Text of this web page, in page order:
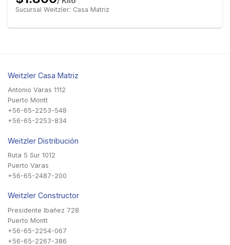
Sucursal Weitzler: Casa Matriz
Weitzler Casa Matriz
Antonio Varas 1112
Puerto Montt
+56-65-2253-548
+56-65-2253-834
Weitzler Distribución
Ruta 5 Sur 1012
Puerto Varas
+56-65-2487-200
Weitzler Constructor
Presidente Ibañez 728
Puerto Montt
+56-65-2254-067
+56-65-2267-386